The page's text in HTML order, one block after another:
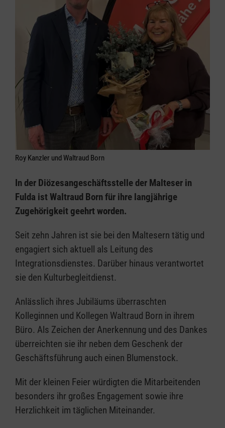
Roy Kanzler und Waltraud Born
In der Diözesangeschäftsstelle der Malteser in
Fulda ist Waltraud Born für ihre langjährige
Zugehörigkeit geehrt worden.
Seit zehn Jahren ist sie bei den Maltesern tätig und
engagiert sich aktuell als Leitung des
Integrationsdienstes. Darüber hinaus verantwortet
sie den Kulturbegleitdienst.
Anlässlich ihres Jubiläums überraschten
Kolleginnen und Kollegen Waltraud Born in ihrem
Büro. Als Zeichen der Anerkennung und des Dankes
überreichten sie ihr neben dem Geschenk der
Geschäftsführung auch einen Blumenstock.
Mit der kleinen Feier würdigten die Mitarbeitenden
besonders ihr großes Engagement sowie ihre
Herzlichkeit im täglichen Miteinander.